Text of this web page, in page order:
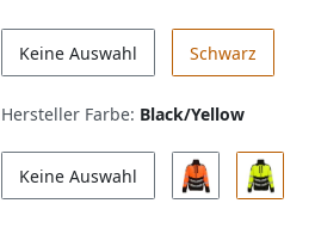
Keine Auswahl Schwarz
Hersteller Farbe: Black/Yellow
Keine Auswahl